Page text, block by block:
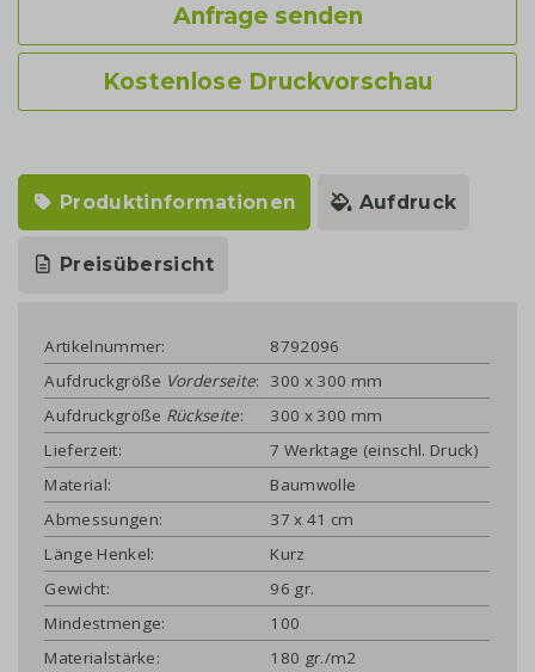
Anfrage senden
Kostenlose Druckvorschau
Produktinformationen Aufdruck
Preisübersicht
Artikelnummer:
8792096
Aufdruckgröße Vorderseite:
300 x 300 mm
Aufdruckgröße Rückseite:
300 x 300 mm
Lieferzeit:
7 Werktage (einschl. Druck)
Material:
Baumwolle
Abmessungen:
37 x 41 cm
Länge Henkel:
Kurz
Gewicht:
96 gr.
Mindestmenge:
100
Materialstärke:
180 gr./m2